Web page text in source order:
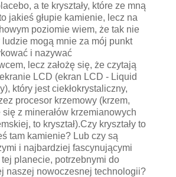
a te kryształy, które ze mną
jakieś głupie kamienie, lecz na
poziomie wiem, że tak nie
ludzie mogą mnie za mój punkt
i nazywać
lecz założę się, że czytają
LCD (ekran LCD - Liquid
który jest ciekłokrystaliczny,
procesor krzemowy (krzem,
się z minerałów krzemianowych
to kryształ).Czy kryształy to
tam kamienie? Lub czy są
i najbardziej fascynującymi
planecie, potrzebnymi do
naszej nowoczesnej technologii?